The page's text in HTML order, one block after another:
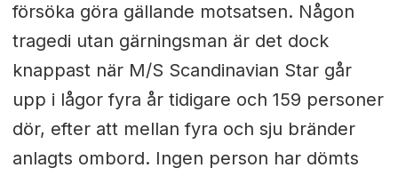
försöka göra gällande motsatsen. Någon
tragedi utan gärningsman är det dock
knappast när M/S Scandinavian Star går
upp i lågor fyra år tidigare och 159 personer
dör, efter att mellan fyra och sju bränder
anlagts ombord. Ingen person har dömts